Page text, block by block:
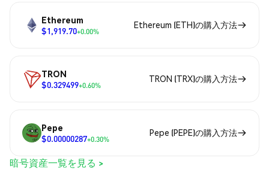
Ethereum
$1,919.70+0.00%
Ethereum (ETH)の購入方法
TRON
$0.329499+0.60%
TRON (TRX)の購入方法
Pepe
$0.00000287+0.30%
Pepe (PEPE)の購入方法
暗号資産一覧を見る >